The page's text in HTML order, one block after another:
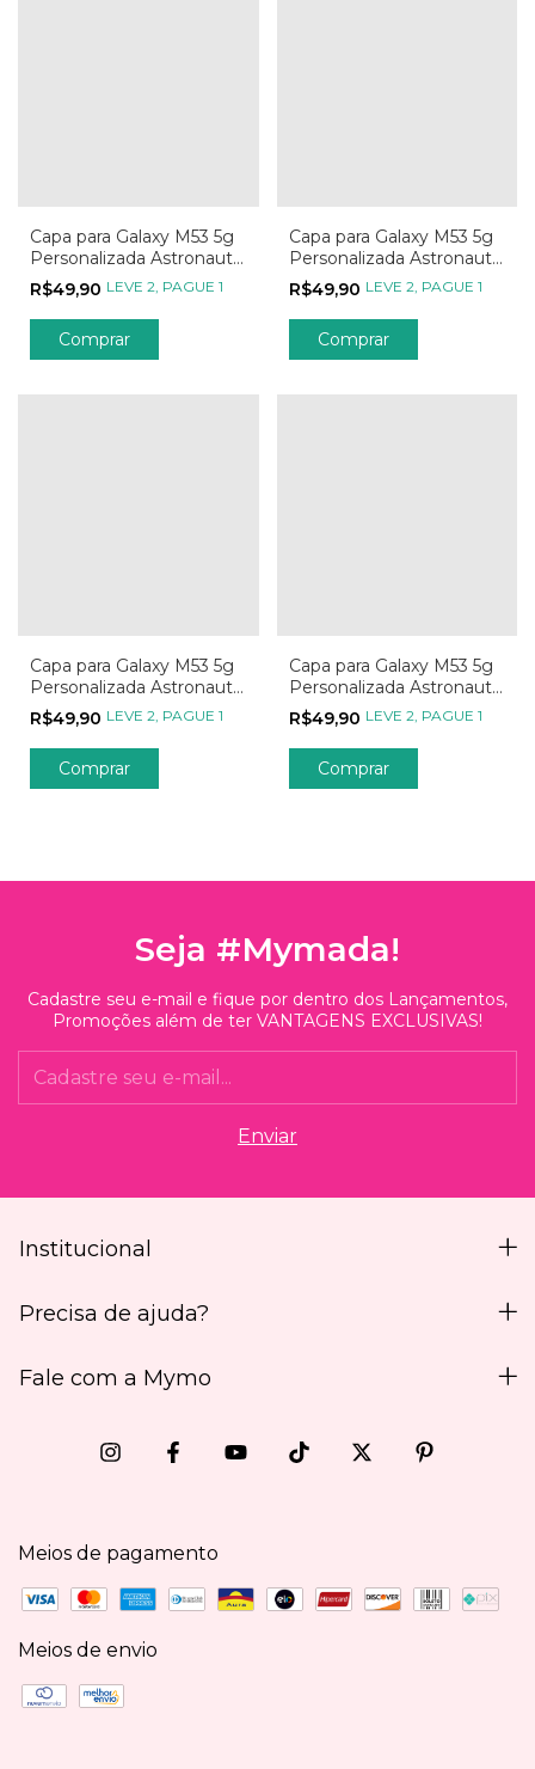
Capa para Galaxy M53 5g
Personalizada Astronauta
entre as Estrelas
R$49,90 LEVE 2, PAGUE 1
Capa para Galaxy M53 5g
Personalizada Astronauta
Estrela Guia
R$49,90 LEVE 2, PAGUE 1
Capa para Galaxy M53 5g
Personalizada Astronauta
Paz no Universo
R$49,90 LEVE 2, PAGUE 1
Capa para Galaxy M53 5g
Personalizada Astronauta
Amigos Cósmicos
R$49,90 LEVE 2, PAGUE 1
Seja #Mymada!
Cadastre seu e-mail e fique por dentro dos Lançamentos,
Promoções além de ter VANTAGENS EXCLUSIVAS!
Institucional
Precisa de ajuda?
Fale com a Mymo
Meios de pagamento
Meios de envio